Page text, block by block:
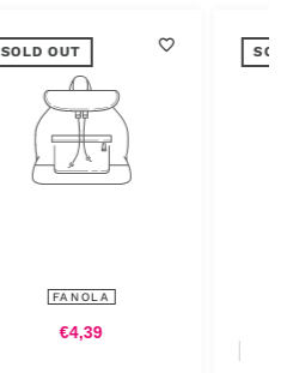
SOLD OUT